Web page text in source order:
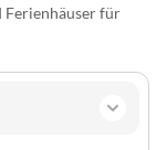
Ferienhäuser für